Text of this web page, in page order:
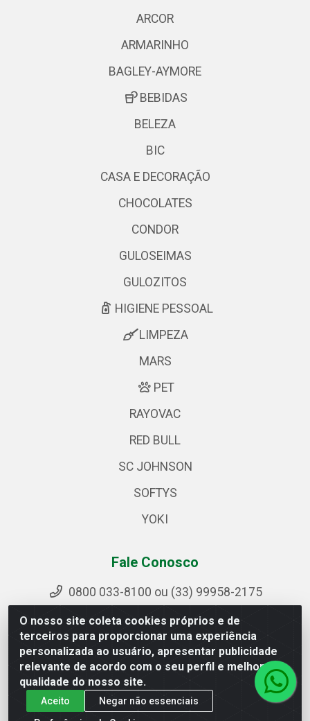
O nosso site coleta cookies próprios e de
terceiros para proporcionar uma experiência
personalizada ao usuário, apresentar publicidade
relevante de acordo com o seu perfil e melhorar a
qualidade do nosso site.
Aceito
Negar não essenciais
ARCOR
ARMARINHO
BAGLEY-AYMORE
BEBIDAS
BELEZA
BIC
CASA E DECORAÇÃO
CHOCOLATES
CONDOR
GULOSEIMAS
GULOZITOS
HIGIENE PESSOAL
LIMPEZA
MARS
PET
RAYOVAC
RED BULL
SC JOHNSON
SOFTYS
YOKI
Fale Conosco
0800 033-8100 ou (33) 99958-2175
sac@ipirangamg.com.br
Acompanhe nossas publicações
Ipiranga Distribuição LTDA - Avenida Doutor Jorge Hannas,
101 - Ponte da Aldeia - Manhuaçu / MG - CEP 36906-440 -